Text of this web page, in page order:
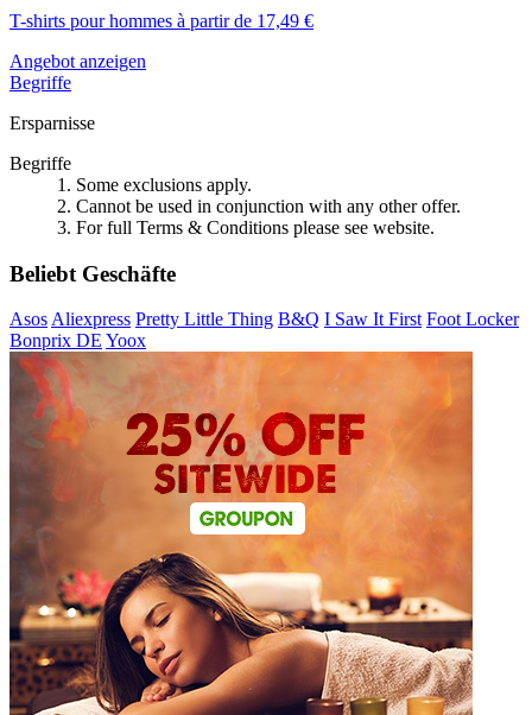
T-shirts pour hommes à partir de 17,49 €
Angebot anzeigen
Begriffe
Ersparnisse
Begriffe
1. Some exclusions apply.
2. Cannot be used in conjunction with any other offer.
3. For full Terms & Conditions please see website.
Beliebt Geschäfte
Asos Aliexpress Pretty Little Thing B&Q I Saw It First Foot Locker
Bonprix DE Yoox